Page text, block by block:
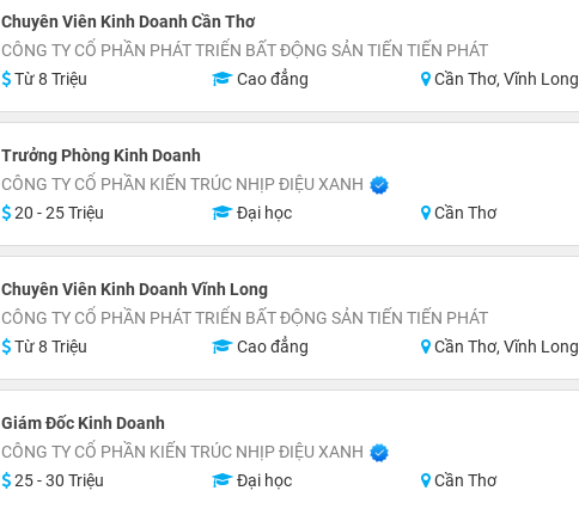
Chuyên Viên Kinh Doanh Cần Thơ
CÔNG TY CỔ PHẦN PHÁT TRIỂN BẤT ĐỘNG SẢN TIẾN TIẾN PHÁT
Từ 8 Triệu
Cao đẳng Cần Thơ, Vĩnh Long
Trưởng Phòng Kinh Doanh
CÔNG TY CỔ PHẦN KIẾN TRÚC NHỊP ĐIỆU XANH
20 - 25 Triệu
Đại học Cần Thơ
Chuyên Viên Kinh Doanh Vĩnh Long
CÔNG TY CỔ PHẦN PHÁT TRIỂN BẤT ĐỘNG SẢN TIẾN TIẾN PHÁT
Từ 8 Triệu
Cao đẳng Cần Thơ, Vĩnh Long
Giám Đốc Kinh Doanh
CÔNG TY CỔ PHẦN KIẾN TRÚC NHỊP ĐIỆU XANH
25 - 30 Triệu
Đại học Cần Thơ